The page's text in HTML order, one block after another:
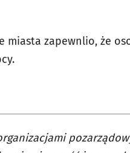
zapewnlio, że